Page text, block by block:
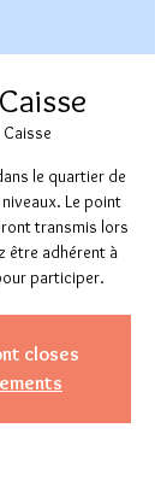
Caisse
le quartier de
Le point
transmis lors
être adhérent à
participer.
closes